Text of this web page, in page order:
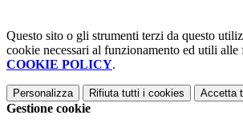
Questo sito o gli strumenti terzi da questo
cookie necessari al funzionamento ed utili
COOKIE POLICY.
Personalizza Rifiuta tutti i cookies Accetta
Gestione cookie